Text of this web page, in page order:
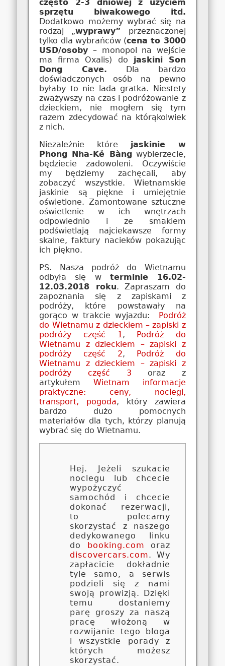
często 2-3 dniowej z użyciem
sprzętu biwakowego itd.
Dodatkowo możemy wybrać się na
rodzaj „wyprawy”
przeznaczonej
tylko dla wybrańców (cena to 3000
USD/osoby – monopol na wejście
ma firma Oxalis) do jaskini Son
Dong Cave. Dla bardzo
doświadczonych osób na pewno
byłaby to nie lada gratka. Niestety
zważywszy na czas i podróżowanie z
dzieckiem, nie mogłem się tym
razem zdecydować na którąkolwiek
z nich.
Niezależnie które jaskinie w
Phong Nha-Kẻ Bàng wybierzecie,
będziecie zadowoleni. Oczywiście
my będziemy zachęcali, aby
zobaczyć wszystkie. Wietnamskie
jaskinie są piękne i umiejętnie
oświetlone. Zamontowane sztuczne
oświetlenie w ich wnętrzach
odpowiednio i ze smakiem
podświetlają najciekawsze formy
skalne, faktury nacieków pokazując
ich piękno.
PS. Nasza podróż do Wietnamu
odbyła się w terminie 16.02-
12.03.2018 roku. Zapraszam do
zapoznania się z zapiskami z
podróży, które powstawały na
gorąco w trakcie wyjazdu: Podróż
do Wietnamu z dzieckiem – zapiski z
podróży część 1, Podróż do
Wietnamu z dzieckiem – zapiski z
podróży część 2, Podróż do
Wietnamu z dzieckiem – zapiski z
podróży część 3 oraz z
artykułem Wietnam informacje
praktyczne: ceny, noclegi,
transport, pogoda, który zawiera
bardzo dużo pomocnych
materiałów dla tych, którzy planują
wybrać się do Wietnamu.
Hej. Jeżeli szukacie
noclegu lub chcecie
wypożyczyć
samochód i chcecie
dokonać rezerwacji,
to polecamy
skorzystać z naszego
dedykowanego linku
do booking.com oraz
discovercars.com. Wy
zapłacicie dokładnie
tyle samo, a serwis
podzieli się z nami
swoją prowizją. Dzięki
temu dostaniemy
parę groszy za naszą
pracę włożoną w
rozwijanie tego bloga
i wszystkie porady z
których możesz
skorzystać.